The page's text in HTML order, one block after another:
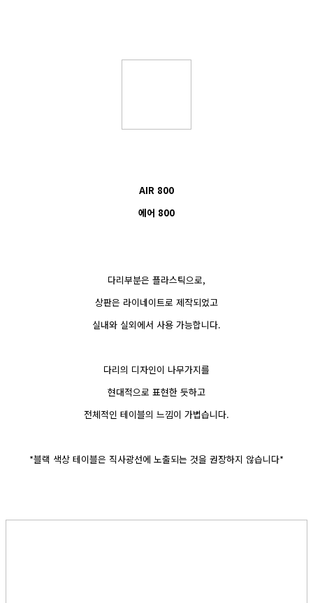
AIR 800
에어 800
다리부분은 플라스틱으로,
상판은 라이네이트로 제작되었고
실내와 실외에서 사용 가능합니다.
다리의 디자인이 나무가지를
현대적으로 표현한 듯하고
전체적인 테이블의 느낌이 가볍습니다.
*블랙 색상 테이블은 직사광선에 노출되는 것을 권장하지 않습니다*